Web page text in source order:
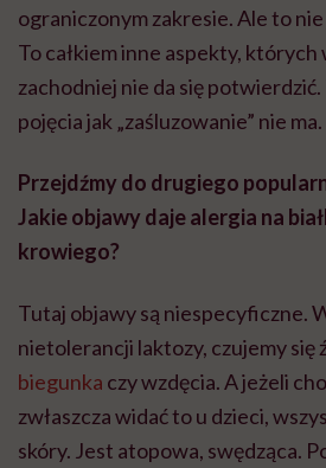
ograniczonym zakresie. Ale to
To całkiem inne aspekty, których
zachodniej nie da się
pojęcia jak „zaśluzowanie” nie ma.
Przejdźmy do drugiego
Jakie objawy daje alergia na
krowiego?
Tutaj objawy są niespecyficzne.
nietolerancji laktozy, czujemy się
biegunka czy wzdęcia. A jeżeli
zwłaszcza widać to u dzieci,
skóry. Jest atopowa, swędząca.